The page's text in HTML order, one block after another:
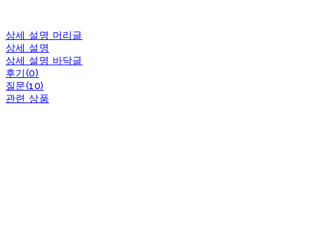
상세 설명 머리글
상세 설명
상세 설명 바닥글
후기(0)
질문(10)
관련 상품